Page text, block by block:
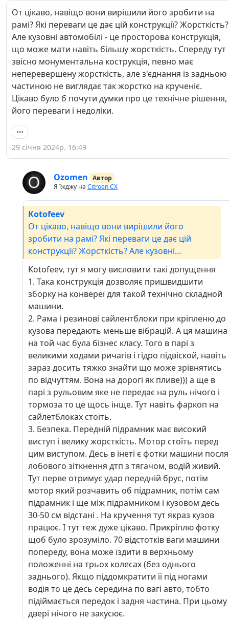
От цікаво, навіщо вони вирішили його зробити на
рамі? Які переваги це дає цій конструкції? Жорсткість?
Але кузовні автомобілі - це просторова конструкція,
що може мати навіть більшу жорсткість. Спереду тут
звісно монументальна кострукція, певно має
неперевершену жорсткість, але з'єднання із задньою
частиною не виглядає так жорстко на крученіє.
Цікаво було б почути думки про це технічне рішення,
його переваги і недоліки.
29 січня 2024р. 16:49
Ozomen Автор
Я їжджу на Citroen CX
Kotofeev
От цікаво, навіщо вони вирішили його
зробити на рамі? Які переваги це дає цій
конструкції? Жорсткість? Але кузовні
може мати навіть більшу жорсткість. Спереду
тут звісно монументальна кострукція, певно
має неперевершену жорсткість, але з'єднання
із задньою частиною не виглядає так жорстко
на крученіє. Цікаво було б почути думки про це
технічне рішення, його переваги і недоліки.
Kotofeev, тут я могу висловити такі допущення
1. Така конструкція дозволяє пришвидшити
зборку на конвереї для такой технічно складной
машини.
2. Рама і резинові сайлентблоки при кріпленю до
кузова передають меньше вібрацій. А ця машина
на той час була бізнес класу. Того в парі з
великими ходами ричагів і гідро підвіской, навіть
зараз досить тяжко знайти що може зрівнятись
по відчуттям. Вона на дорогі як пливе))) а ще в
парі з рульовим яке не передає на руль нічого і
тормоза то це щось інще. Тут навіть фаркоп на
сайлетблоках стоїть.
3. Безпека. Передній підрамник має високий
виступ і велику жорсткість. Мотор стоїть перед
цим виступом. Десь в інеті є фотки машини посля
лобового зіткнення дтп з тягачом, водій живий.
Тут перве отримує удар передній брус, потім
мотор який розчавить об підрамник, потім сам
підрамник і ще між підрамником і кузовом десь
30-50 см відстані . На кручення тут якраз кузов
працює. І тут теж дуже цікаво. Прикріплю фотку
щоб було зрозуміло. 70 відстотків ваги машини
попереду, вона може їздити в верхньому
положенні на трьох колесах (без однього
заднього). Якщо піддомкратити її під ногами
водія то це десь середина по вагі авто, тобто
підіймається передок і задня частина. При цьому
двері нічого не закусює.